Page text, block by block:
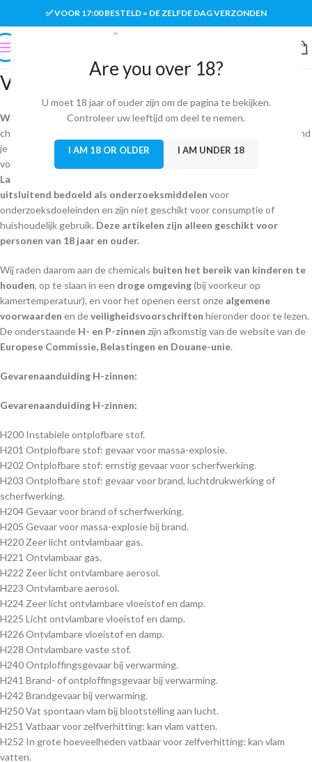
Are you over 18?
U moet 18 jaar of ouder zijn om de pagina te bekijken.
Controleer uw leeftijd om deel te nemen.
I AM 18 OR OLDER I AM UNDER 18
✅ VOOR 17:00 BESTELD = DE ZELFDE DAG VERZONDEN
Veiligheidsvoorschriften
Wij vinden het belangrijk om je uitgebreid te informeren
chemicals, aangezien deze
bevatten. Hieronder vind
je de
gevarenaanduidingen (H)en
voorzorgsmaatregelen (P)
volgens het ‘Globally Harmonised System of Classification and
Labelling of Chemicals’ (GHS)
uitsluitend bedoeld als onderzoeksmiddelen voor
onderzoeksdoeleinden en zijn niet geschikt voor consumptie of
huishoudelijk gebruik. Deze artikelen zijn alleen geschikt voor
personen van 18 jaar en ouder.
Wij raden daarom aan de chemicals buiten het bereik van kinderen te
houden, op te slaan in een droge omgeving(bij voorkeur op
kamertemperatuur), en voor het openen eerst onze algemene
voorwaarden en deveiligheidsvoorschriften hieronder door te lezen.
De onderstaande H- en P-zinnen zijn afkomstig van de website van de
Europese Commissie, Belastingen en Douane-unie.
Gevarenaanduiding H-zinnen:
Gevarenaanduiding H-zinnen:
H200 Instabiele ontplofbare stof.
H201 Ontplofbare stof: gevaar voor massa-explosie.
H202 Ontplofbare stof: ernstig gevaar voor scherfwerking.
H203 Ontplofbare stof: gevaar voor brand, luchtdrukwerking of
scherfwerking.
H204 Gevaar voor brand of scherfwerking.
H205 Gevaar voor massa-explosie bij brand.
H220 Zeer licht ontvlambaar gas.
H221 Ontvlambaar gas.
H222 Zeer licht ontvlambare aerosol.
H223 Ontvlambare aerosol.
H224 Zeer licht ontvlambare vloeistof en damp.
H225 Licht ontvlambare vloeistof en damp.
H226 Ontvlambare vloeistof en damp.
H228 Ontvlambare vaste stof.
H240 Ontploffingsgevaar bij verwarming.
H241 Brand- of ontploffingsgevaar bij verwarming.
H242 Brandgevaar bij verwarming.
H250 Vat spontaan vlam bij blootstelling aan lucht.
H251 Vatbaar voor zelfverhitting: kan vlam vatten.
H252 In grote hoeveelheden vatbaar voor zelfverhitting: kan vlam
vatten.